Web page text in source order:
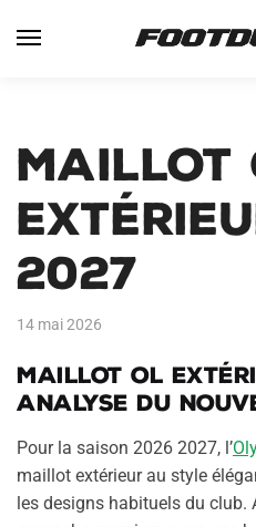
Maillot
2027
14 mai 2026
Maillot OL
analyse du
Pour la saison 2026 2027, l’
maillot extérieur au style
les designs habituels du club.